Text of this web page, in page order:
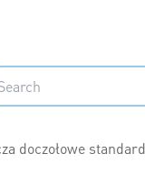
doczołowe